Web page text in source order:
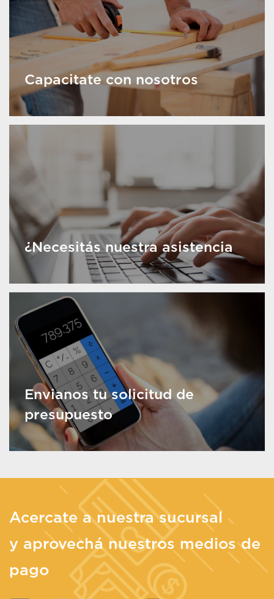
Capacitate con nosotros
¿Necesitás nuestra asistencia
Envianos tu solicitud de
presupuesto
Acercate a nuestra sucursal
y aprovechá nuestros medios de
pago